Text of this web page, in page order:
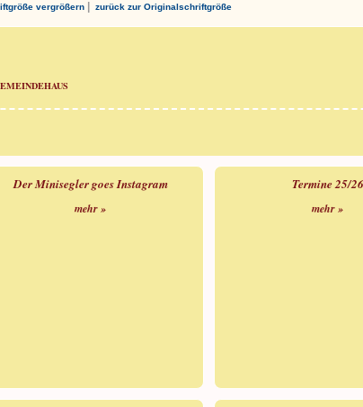
vergrößern | zurück zur Originalschriftgröße
Der Minisegler goes Instagram
mehr »
Termine 25/26
mehr »